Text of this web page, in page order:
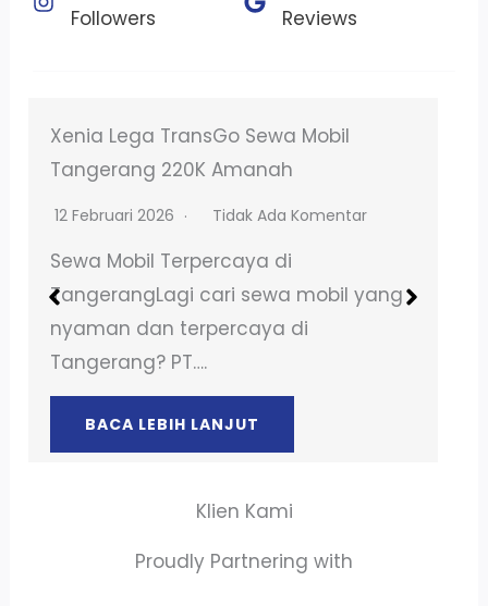
Followers​
Reviews​
Sewa Motor Medan Timur Murah dan
Aman Tanpa Ribet
30 Oktober 2025 Tidak Ada Komentar
Sewa Motor Terpercaya di MedanLagi
cari sewa motor yang nyaman dan
terpercaya di Tangerang? PT….
BACA LEBIH LANJUT
Klien Kami
Proudly Partnering with